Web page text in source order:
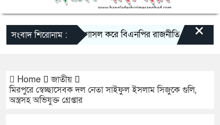
সংবাদ শিরোনাম :
গাজীপুরে দুধ দিয়ে গোসল করে বিএনপির রাজনীতি ছাড়লেন×
Home
জাতীয়
মিরপুরে স্বেচ্ছাসেবক দল নেতা সাইফুল ইসলাম সিজুকে গুলি,
অস্ত্রসহ অভিযুক্ত গ্রেপ্তার